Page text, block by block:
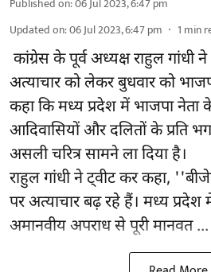
Updated on:06 Jul 2023, 6:47 pm 1 min
कांग्रेस के पूर्व अध्यक्ष राहुल गांधी
अत्याचार को लेकर बुधवार को
कहा कि मध्य प्रदेश में भाजपा नेता
आदिवासियों और दलितों के प्रति
असली चरित्र सामने ला दिया है।
राहुल गांधी ने ट्वीट कर कहा,
पर अत्याचार बढ़ रहे हैं। मध्य प्रदेश
अमानवीय अपराध से पूरी मानवत ...